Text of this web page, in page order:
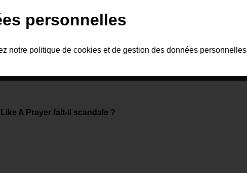
A Prayer fait-il scandale ?
personnelles
notre politique de cookies et de gestion des données personnelles